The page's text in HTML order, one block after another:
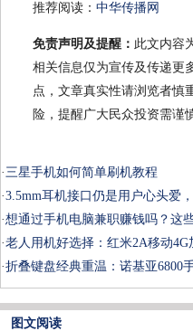
推荐阅读： 中华传播网
免责声明及提醒： 此文内容
相关信息仅为宣传及传递更
点，文章真实性请浏览者慎
险，提醒广大民众投资需谨
·三星手机如何简单刷机教程
·3.5mm耳机接口仍是用户心头爱
·想通过手机电脑兼职赚钱吗？这
·老人用机好选择：红米2A移动4G
·折叠键盘经典重温：诺基亚6800
图文阅读